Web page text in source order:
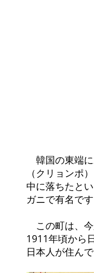
韓国の東端
（クリョンポ
中に落ちたと
ガニで有名です
この町は、今
1911年頃から
日本人が住んで